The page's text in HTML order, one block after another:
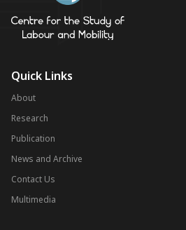
Quick Links
About
Research
Publication
News and Archive
Contact Us
Multimedia